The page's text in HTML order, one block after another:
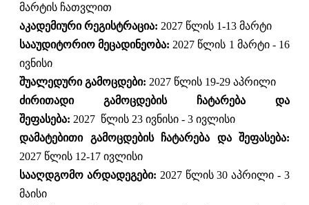
მარტის ჩათვლით
აკადემიური რეგისტრაცია: 2027 წლის 1-13 მარტი
სააუდიტორიო მეცადინეობა: 2027 წლის 1 მარტი - 16
ივნისი
შუალედური გამოცდები: 2027 წლის 19-29 აპრილი
ძირითადი გამოცდების ჩატარება და
შეფასება: 2027 წლის 23 ივნისი - 3 ივლისი
დამატებითი გამოცდების ჩატარება და შეფასება:
2027 წლის 12-17 ივლისი
სააღდგომო არდადეგები: 2027 წლის 30 აპრილი - 3
მაისი